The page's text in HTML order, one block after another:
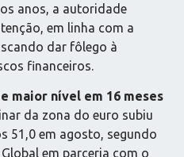
anos, a autoridade
em linha com a
dar fôlego à
financeiros.
maior nível em 16 meses
da zona do euro subiu
51,0 em agosto, segundo
em parceria com o